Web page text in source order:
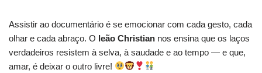
Assistir ao documentário é se emocionar com cada gesto, cada
olhar e cada abraço. O leão Christian nos ensina que os laços
verdadeiros resistem à selva, à saudade e ao tempo — e que,
amar, é deixar o outro livre!